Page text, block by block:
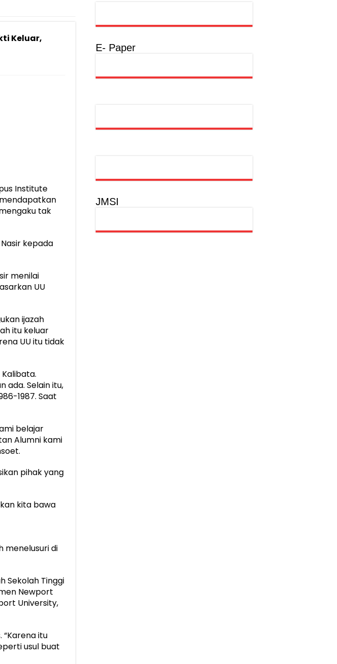
Unggul dan Masyarakat Sehat
Sentosa II di RS PHC Surabaya
Mutiara Sentosa II
Sentosa II di RS PHC Surabaya
Industri Kreatif dan Fashion Muslim
Keluar,
Institute
tak
kepada
menilai
UU
ijazah
itu keluar
UU itu tidak
ada. Selain itu,
1987. Saat
belajar
Alumni kami
pihak yang
kita bawa
menelusuri di
Sekolah Tinggi
Newport
University,
itu
usul buat
E- Paper
JMSI